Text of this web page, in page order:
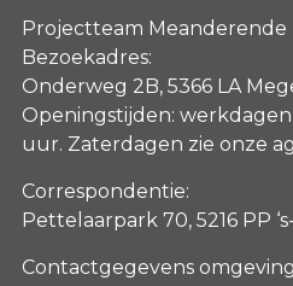
Projectteam Meanderende
Bezoekadres:
Onderweg 2B, 5366 LA
Openingstijden: werkdagen
uur. Zaterdagen zie onze
Correspondentie:
Pettelaarpark 70, 5216 PP
Contactgegevens